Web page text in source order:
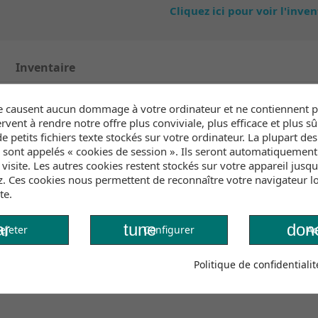
Cliquez ici pour voir
Inventaire
de "l'Unique" ? Nous l'avons trouvée. La combinaison
souple MX4 Yamamoto. Elle est maintenant disponible
de Zip et comporte une doublure intérieure chaude,
Elle est également dotée de notre nouveau panneau
de genouillères extensibles dans les 4 sens et d'un
top‑notch insulation and a smaller environmental footprint.
causent aucun dommage à votre ordinateur et ne contiennent
à rendre notre offre plus conviviale, plus efficace et plus
petits fichiers texte stockés sur votre ordinateur. La plupart
appelés « cookies de session ». Ils seront
Les autres cookies restent stockés sur votre appareil
Ces cookies nous permettent de reconnaître votre navigateur
tuneConfigurer
Politique de